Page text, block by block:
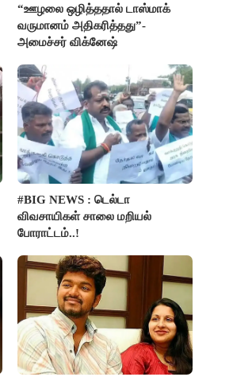
“ஊழலை ஒழித்ததால் டாஸ்மாக்
வருமானம் அதிகரித்தது”-
அமைச்சர் விக்னேஷ்
#BIG NEWS : டெல்டா
விவசாயிகள் சாலை மறியல்
போராட்டம்..!